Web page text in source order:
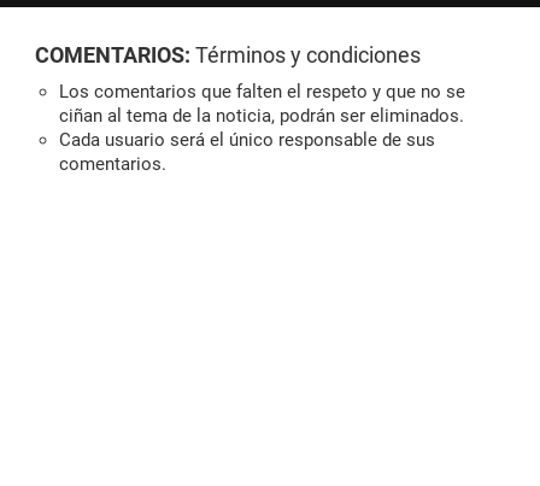
COMENTARIOS: Términos y condiciones
Los comentarios que falten el respeto y que no se
ciñan al tema de la noticia, podrán ser eliminados.
Cada usuario será el único responsable de sus
comentarios.